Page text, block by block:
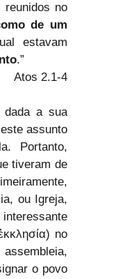
reunidos no
de um
estavam
.”
Atos 2.1-4
dada a sua
assunto
Portanto,
tiveram de
ou Igreja,
o povo